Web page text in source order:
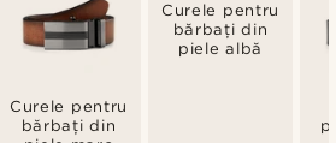
Curele pentru
bărbați din
Curele pentru
bărbați din
piele albă